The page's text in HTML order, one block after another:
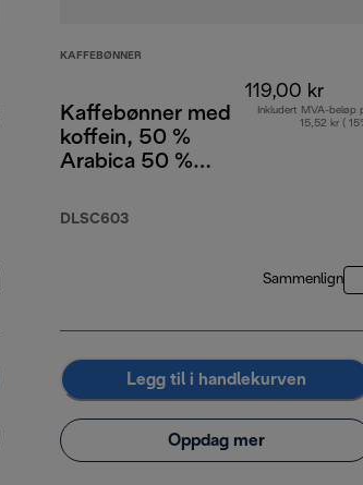
KAFFEBØNNER
Kaffebønner med
koffein, 50 %
Arabica 50 %
DLSC603
119,00 kr
Inkludert MVA-beløp
15,52 kr (
Sammenlign
Legg til i handlekurven
Oppdag mer